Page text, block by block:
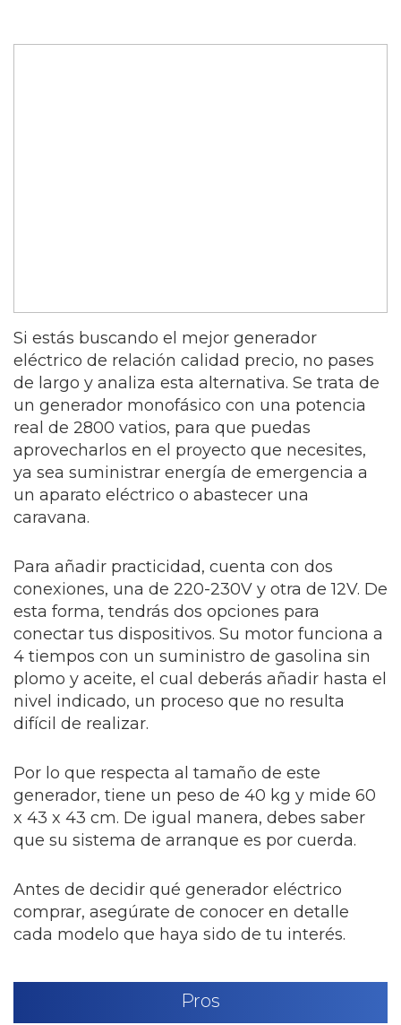
Si estás buscando el mejor generador
eléctrico de relación calidad precio, no pases
de largo y analiza esta alternativa. Se trata de
un generador monofásico con una potencia
real de 2800 vatios, para que puedas
aprovecharlos en el proyecto que necesites,
ya sea suministrar energía de emergencia a
un aparato eléctrico o abastecer una
caravana.
Para añadir practicidad, cuenta con dos
conexiones, una de 220-230V y otra de 12V. De
esta forma, tendrás dos opciones para
conectar tus dispositivos. Su motor funciona a
4 tiempos con un suministro de gasolina sin
plomo y aceite, el cual deberás añadir hasta el
nivel indicado, un proceso que no resulta
difícil de realizar.
Por lo que respecta al tamaño de este
generador, tiene un peso de 40 kg y mide 60
x 43 x 43 cm. De igual manera, debes saber
que su sistema de arranque es por cuerda.
Antes de decidir qué generador eléctrico
comprar, asegúrate de conocer en detalle
cada modelo que haya sido de tu interés.
Pros